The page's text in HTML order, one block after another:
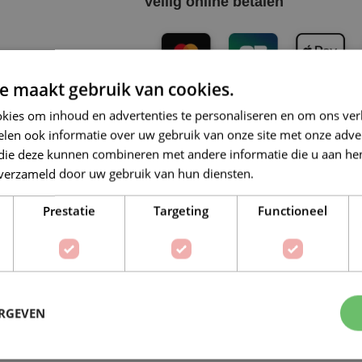
Op verlanglijstje Delen:
BESCHRIJVING EXTRA INFORMATIE
in Elke Draad
hand in hand gaan. Dit hoogwaardige garen biedt een
nu een ervaren breister bent of net begint, Lana Grossa
maakt gebruik van cookies.
om inhoud en advertenties te personaliseren en om ons
ook informatie over uw gebruik van onze site met onze
deze kunnen combineren met andere informatie die u aan
door uw gebruik van hun diensten.
Prestatie Targeting Functioneel